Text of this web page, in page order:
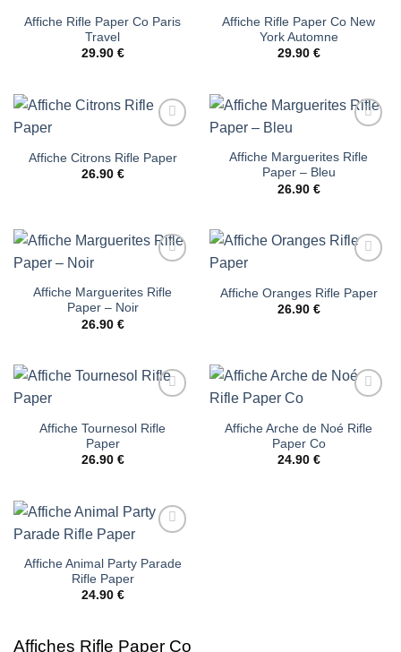
à la liste
d’envies
Affiche Rifle Paper Co Paris
Travel
29.90 €
à la liste
d’envies
Affiche Rifle Paper Co New
York Automne
29.90 €
à la liste
d’envies
Affiche Citrons Rifle Paper
26.90 €
à la liste
d’envies
Affiche Marguerites Rifle
Paper – Bleu
26.90 €
à la liste
d’envies
Affiche Marguerites Rifle
Paper – Noir
26.90 €
à la liste
d’envies
Affiche Oranges Rifle Paper
26.90 €
à la liste
d’envies
Affiche Tournesol Rifle
Paper
26.90 €
à la liste
d’envies
Affiche Arche de Noé Rifle
Paper Co
24.90 €
à la liste
d’envies
Affiche Animal Party Parade
Rifle Paper
24.90 €
Affiches Rifle Paper Co